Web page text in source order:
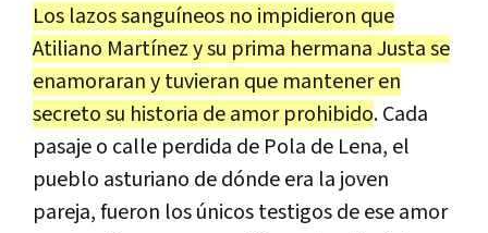
Los lazos sanguíneos no impidieron que
Atiliano Martínez y su prima hermana Justa se
enamoraran y tuvieran que mantener en
secreto su historia de amor prohibido. Cada
pasaje o calle perdida de Pola de Lena, el
pueblo asturiano de dónde era la joven
pareja, fueron los únicos testigos de ese amor